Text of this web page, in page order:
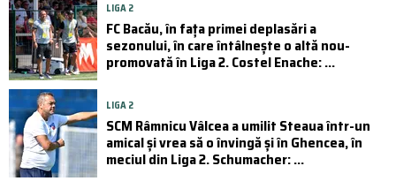
LIGA 2
FC Bacău, în fața primei deplasări a
sezonului, în care întâlnește o altă nou-
promovată în Liga 2. Costel Enache: ...
LIGA 2
SCM Râmnicu Vâlcea a umilit Steaua într-un
amical și vrea să o învingă și în Ghencea, în
meciul din Liga 2. Schumacher: ...